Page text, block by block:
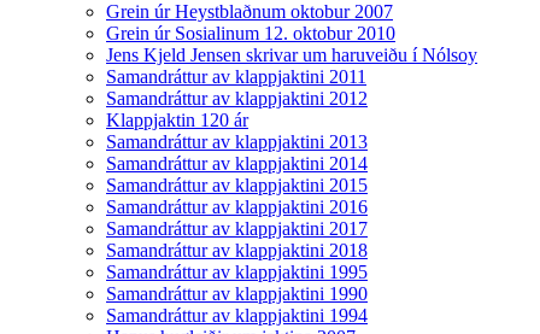
Grein úr Heystblaðnum oktobur 2007
Grein úr Sosialinum 12. oktobur 2010
Jens Kjeld Jensen skrivar um haruveiðu í Nólsoy
Samandráttur av klappjaktini 2011
Samandráttur av klappjaktini 2012
Klappjaktin 120 ár
Samandráttur av klappjaktini 2013
Samandráttur av klappjaktini 2014
Samandráttur av klappjaktini 2015
Samandráttur av klappjaktini 2016
Samandráttur av klappjaktini 2017
Samandráttur av klappjaktini 2018
Samandráttur av klappjaktini 1995
Samandráttur av klappjaktini 1990
Samandráttur av klappjaktini 1994